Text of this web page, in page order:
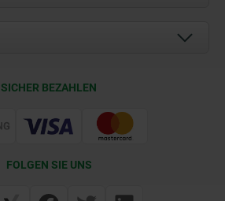
SICHER BEZAHLEN
FOLGEN SIE UNS